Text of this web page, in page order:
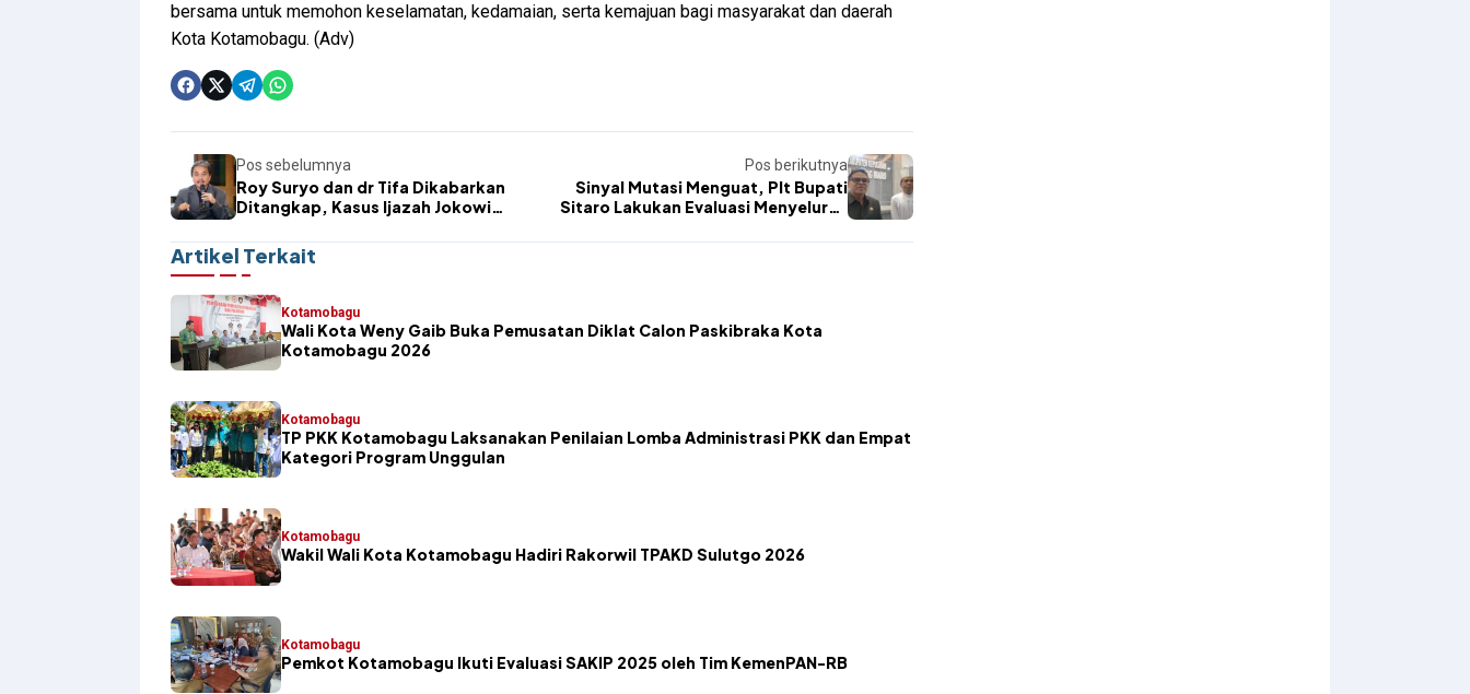
bersama untuk memohon keselamatan, kedamaian, serta kemajuan bagi masyarakat dan daerah
Kota Kotamobagu. (Adv)
Pos sebelumnya
Roy Suryo dan dr Tifa Dikabarkan
Ditangkap, Kasus Ijazah Jokowi
Pos berikutnya
Sinyal Mutasi Menguat, Plt Bupati
Sitaro Lakukan Evaluasi Menyeluruh
Artikel Terkait
Kotamobagu
Wali Kota Weny Gaib Buka Pemusatan Diklat Calon Paskibraka Kota
Kotamobagu 2026
Kotamobagu
TP PKK Kotamobagu Laksanakan Penilaian Lomba Administrasi PKK dan Empat
Kategori Program Unggulan
Kotamobagu
Wakil Wali Kota Kotamobagu Hadiri Rakorwil TPAKD Sulutgo 2026
Kotamobagu
Pemkot Kotamobagu Ikuti Evaluasi SAKIP 2025 oleh Tim KemenPAN-RB